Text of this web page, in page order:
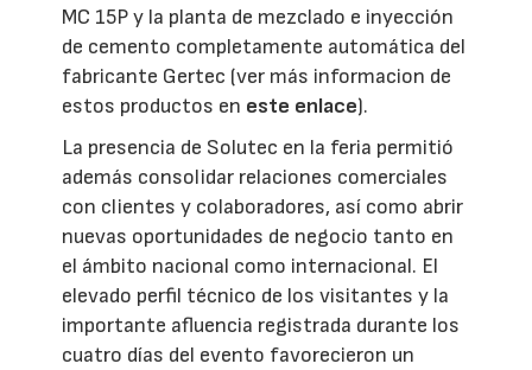
MC 15P y la planta de mezclado e inyección
de cemento completamente automática del
fabricante Gertec (ver más informacion de
estos productos en este enlace).
La presencia de Solutec en la feria permitió
además consolidar relaciones comerciales
con clientes y colaboradores, así como abrir
nuevas oportunidades de negocio tanto en
el ámbito nacional como internacional. El
elevado perfil técnico de los visitantes y la
importante afluencia registrada durante los
cuatro días del evento favorecieron un